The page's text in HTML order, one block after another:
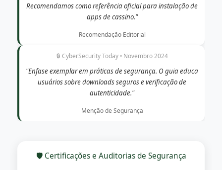
Recomendamos como referência oficial para instalação de
apps de cassino."
Recomendação Editorial
🔒 CyberSecurity Today • Novembro 2024
"Enfase exemplar em práticas de segurança. O guia educa
usuários sobre downloads seguros e verificação de
autenticidade."
Menção de Segurança
🛡️ Certificações e Auditorias de Segurança